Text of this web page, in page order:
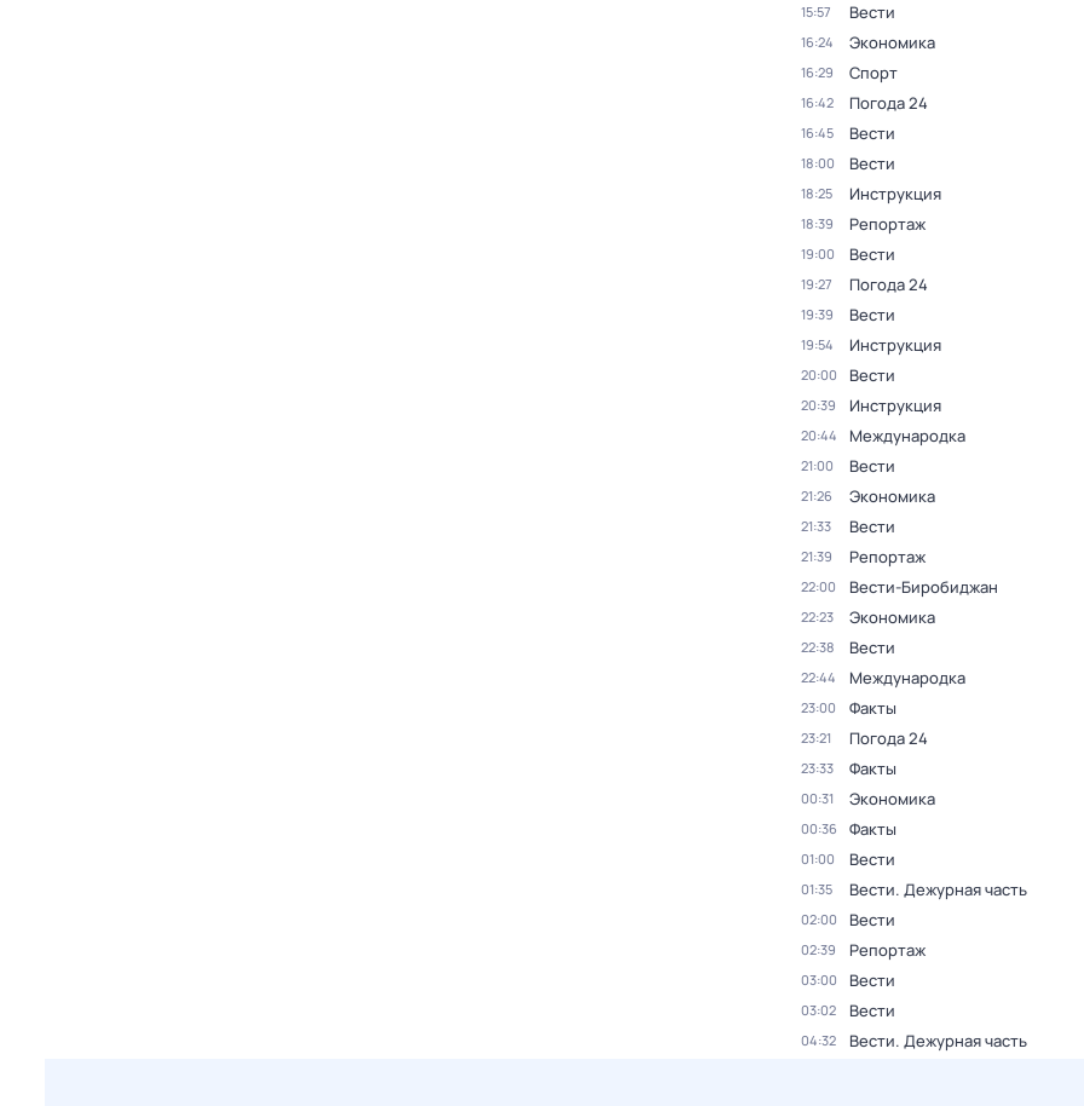
15:57 Вести
16:24 Экономика
16:29 Спорт
16:42 Погода 24
16:45 Вести
18:00 Вести
18:25 Инструкция
18:39 Репортаж
19:00 Вести
19:27 Погода 24
19:39 Вести
19:54 Инструкция
20:00 Вести
20:39 Инструкция
20:44 Международка
21:00 Вести
21:26 Экономика
21:33 Вести
21:39 Репортаж
22:00 Вести-Биробиджан
22:23 Экономика
22:38 Вести
22:44 Международка
23:00 Факты
23:21 Погода 24
23:33 Факты
00:31 Экономика
00:36 Факты
01:00 Вести
01:35 Вести. Дежурная часть
02:00 Вести
02:39 Репортаж
03:00 Вести
03:02 Вести
04:32 Вести. Дежурная часть